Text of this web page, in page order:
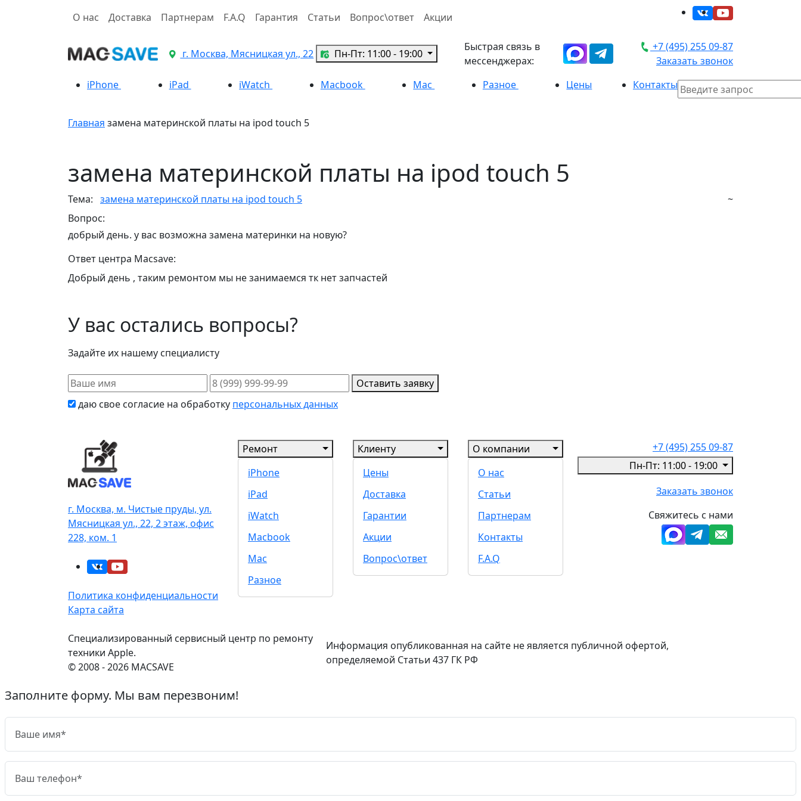
О нас Доставка Партнерам F.A.Q Гарантия Статьи Вопрос\ответ Акции
г. Москва, Мясницкая ул., 22 Пн-Пт: 11:00 - 19:00
Быстрая связь в
мессенджерах:
+7 (495) 255 09-87
Заказать звонок
iPhone
iPad iWatch Macbook Mac Разное Цены Контакты
Главная замена материнской платы на ipod touch 5
замена материнской платы на ipod touch 5
Тема: замена материнской платы на ipod touch 5
~
Вопрос:
добрый день. у вас возможна замена материнки на новую?
Ответ центра Macsave:
Добрый день , таким ремонтом мы не занимаемся тк нет запчастей
У вас остались вопросы?
Задайте их нашему специалисту
Оставить заявку
даю свое согласие на обработку персональных данных
г. Москва, м. Чистые пруды, ул.
Мясницкая ул., 22, 2 этаж, офис
228, ком. 1
Политика конфиденциальности
Карта сайта
Ремонт
iPhone
iPad
iWatch
Macbook
Mac
Разное
Клиенту
Цены
Доставка
Гарантии
Акции
Вопрос\ответ
О компании
О нас
Статьи
Партнерам
Контакты
F.A.Q
+7 (495) 255 09-87
Пн-Пт: 11:00 - 19:00
Заказать звонок
Свяжитесь с нами
Специализированный сервисный центр по ремонту
техники Apple.
© 2008 - 2026 MACSAVE
Информация опубликованная на сайте не является публичной офертой,
определяемой Статьи 437 ГК РФ
Заполните форму. Мы вам перезвоним!